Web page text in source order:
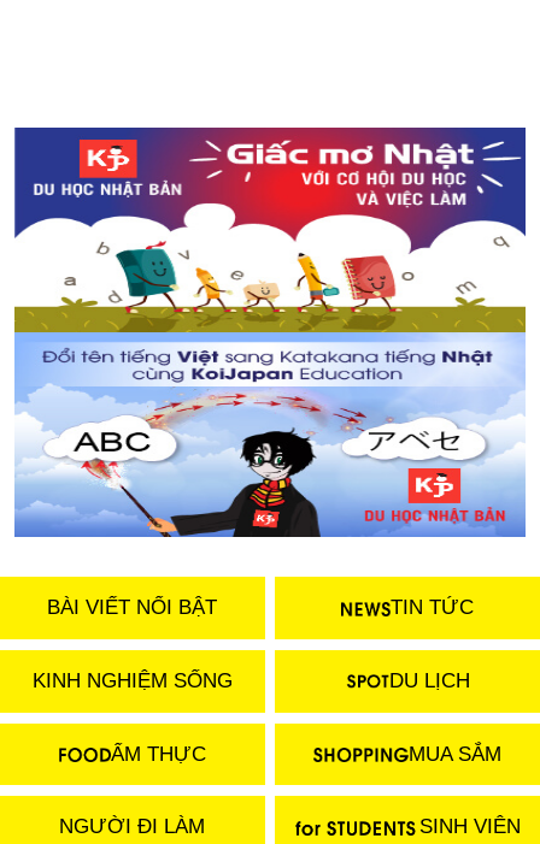
BÀI VIẾT NỔI BẬT TIN TỨC
KINH NGHIỆM SỐNG DU LỊCH
ẨM THỰC MUA SẮM
NGƯỜI ĐI LÀM SINH VIÊN